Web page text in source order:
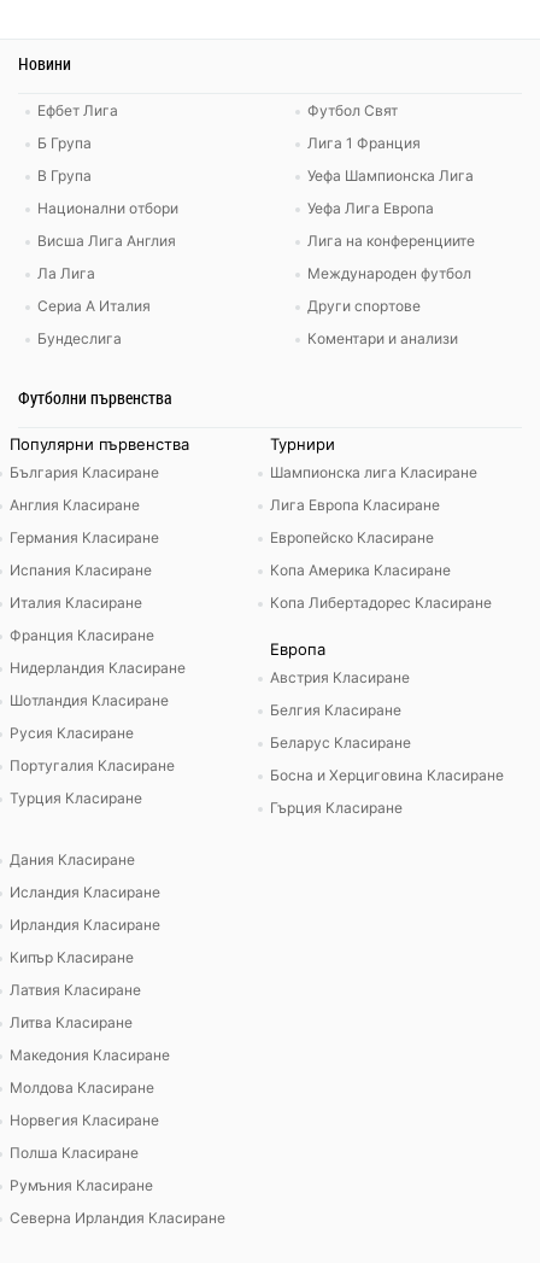
Новини
Ефбет Лига
Б Група
В Група
Национални отбори
Висша Лига Англия
Ла Лига
Сериа А Италия
Бундеслига
Футбол Свят
Лига 1 Франция
Уефа Шампионска Лига
Уефа Лига Европа
Лига на конференциите
Международен футбол
Други спортове
Коментари и анализи
Футболни първенства
Популярни първенства
България Класиране
Англия Класиране
Германия Класиране
Испания Класиране
Италия Класиране
Франция Класиране
Нидерландия Класиране
Шотландия Класиране
Русия Класиране
Португалия Класиране
Турция Класиране
Турнири
Шампионска лига Класиране
Лига Европа Класиране
Европейско Класиране
Копа Америка Класиране
Копа Либертадорес Класиране
Европа
Австрия Класиране
Белгия Класиране
Беларус Класиране
Босна и Херциговина Класиране
Гърция Класиране
Дания Класиране
Исландия Класиране
Ирландия Класиране
Кипър Класиране
Латвия Класиране
Литва Класиране
Македония Класиране
Молдова Класиране
Норвегия Класиране
Полша Класиране
Румъния Класиране
Северна Ирландия Класиране